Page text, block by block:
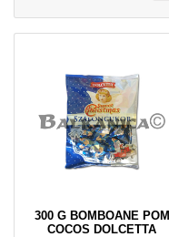
300 G BOMBOANE POM
COCOS DOLCETTA